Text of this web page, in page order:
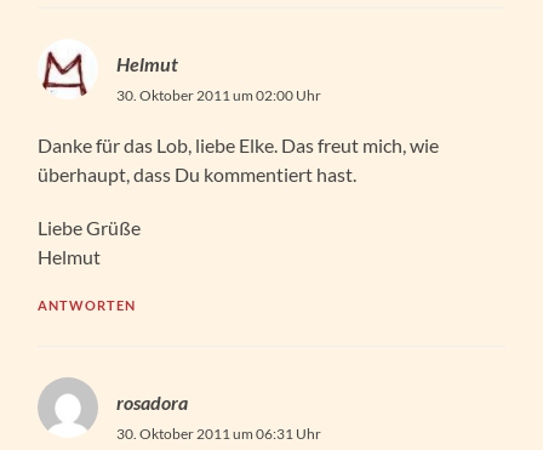
Helmut
30. Oktober 2011 um 02:00 Uhr
Danke für das Lob, liebe Elke. Das freut mich, wie
überhaupt, dass Du kommentiert hast.
Liebe Grüße
Helmut
ANTWORTEN
rosadora
30. Oktober 2011 um 06:31 Uhr